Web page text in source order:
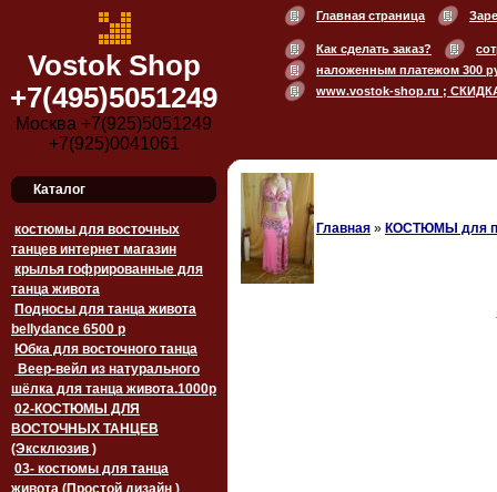
Vostok Shop
+7(495)5051249
Москва +7(925)5051249
+7(925)0041061
Главная страница
Как сделать заказ?
наложенным платежом 300
www.vostok-shop.ru ;
Каталог
костюмы для восточных
танцев интернет магазин
крылья гофрированные для
танца живота
Подносы для танца живота
bellydance 6500 p
Юбка для восточного танца
Веер-вейл из натурального
шёлка для танца живота.1000p
02-КОСТЮМЫ ДЛЯ
ВОСТОЧНЫХ ТАНЦЕВ
(Эксклюзив )
03- костюмы для танца
живота (Простой дизайн )
Главная » ‏‎КОСТЮМЫ для